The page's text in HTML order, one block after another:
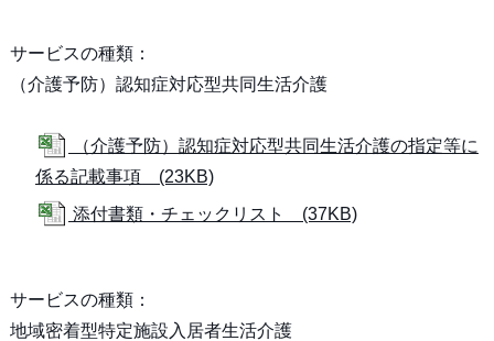
サービスの種類：
（介護予防）認知症対応型共同生活介護
（介護予防）認知症対応型共同生活介護の指定等に
係る記載事項 (23KB)
添付書類・チェックリスト (37KB)
サービスの種類：
地域密着型特定施設入居者生活介護